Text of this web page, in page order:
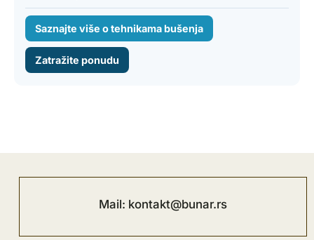
Saznajte više o tehnikama bušenja
Zatražite ponudu
Mail: kontakt@bunar.rs